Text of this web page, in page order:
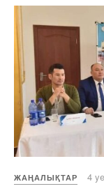
ЖАҢАЛЫҚТАР 4